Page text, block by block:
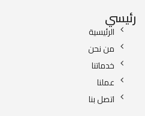
رئيسي
الرئيسية
من نحن
خدماتنا
عملنا
اتصل بنا